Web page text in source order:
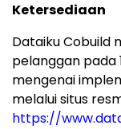
Ketersediaan
Dataiku Cobuild
pelanggan pada
mengenai
melalui situs
https://